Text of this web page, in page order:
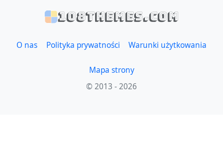
108themes.com
O nas Polityka prywatności Warunki użytkowania
Mapa strony
© 2013 - 2026